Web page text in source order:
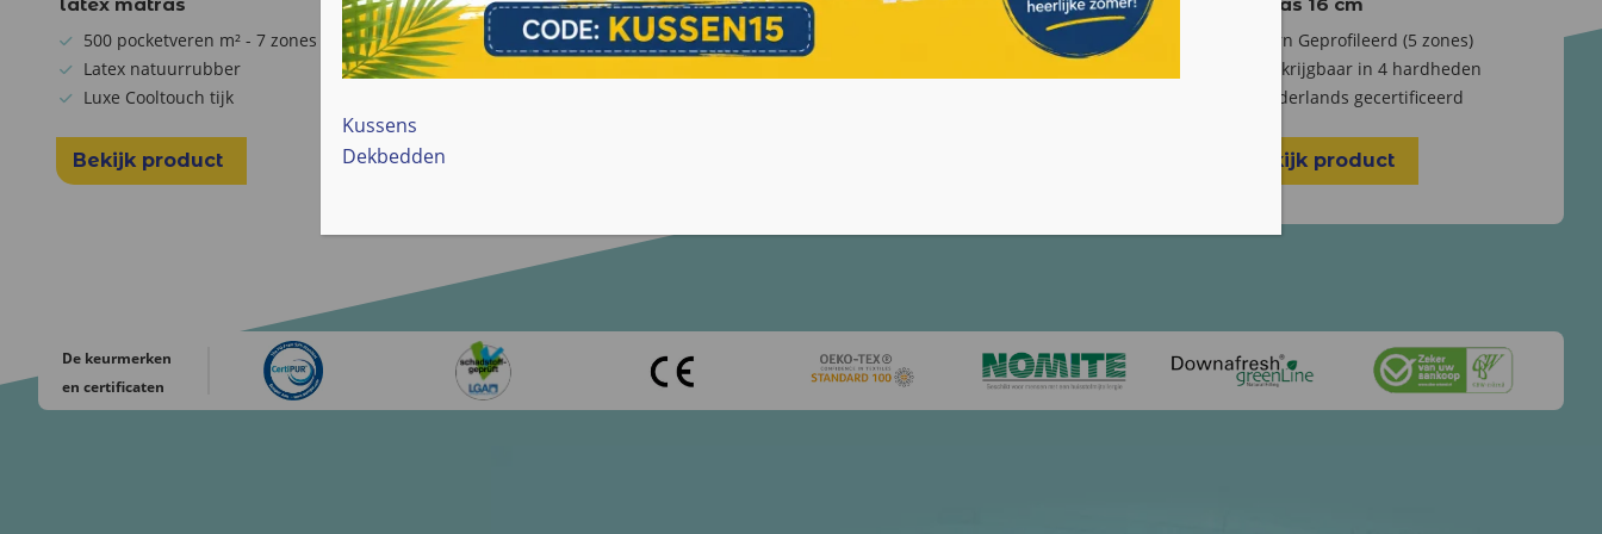
latex matras
500 pocketveren m² - 7 zones
Latex natuurrubber
Luxe Cooltouch tijk
Bekijk product
matras – HR45 koudschuim
350 pocketveren m² - 7 zones
Latex
350 pocketveren m² - 7 zones
matras 16 cm
Kern Geprofileerd (5 zones)
Verkrijgbaar in 4 hardheden
Nederlands gecertificeerd
Bekijk product
De keurmerken
en certificaten
Kussens
Dekbedden